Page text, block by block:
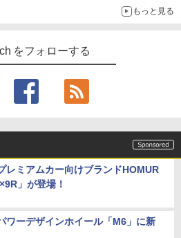
もっと見る
をフォローする
レミアムカー向けブランドHOMUR
」が登場！
ワーデザインホイール「M6」に新